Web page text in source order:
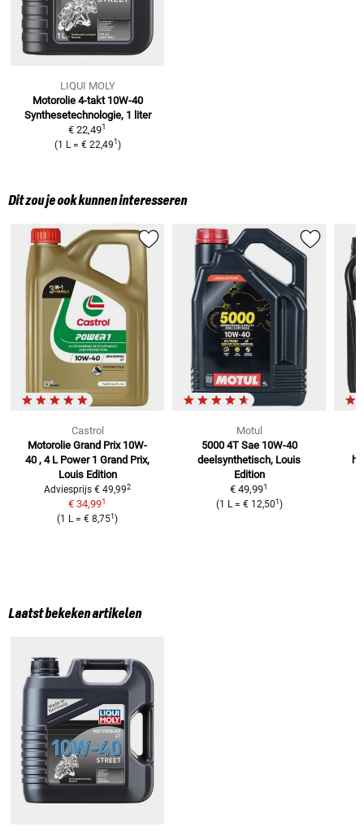
LIQUI MOLY
Motorolie 4-takt 10W-40
Synthesetechnologie, 1 liter
€ 22,491
(1 L = € 22,491 )
Dit zou je ook kunnen interesseren
Castrol
Motorolie Grand Prix 10W-
40 , 4 L Power 1 Grand Prix,
Louis Edition
Adviesprijs € 49,992
€ 34,991
(1 L=€ 8,751)
Motul
5000 4T Sae 10W-40
deelsynthetisch, Louis
Edition
€ 49,991
(1 L= € 12,501 )
Laatst bekeken artikelen